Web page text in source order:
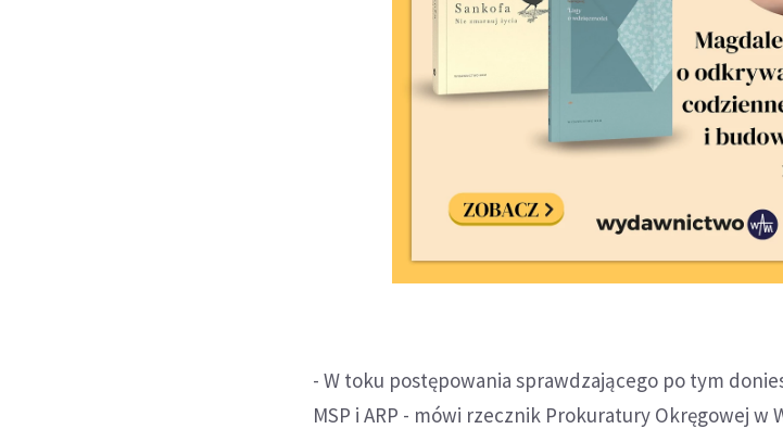
- W toku postępowania sprawdzającego po tym
MSP i ARP - mówi rzecznik Prokuratury Okręgowej w